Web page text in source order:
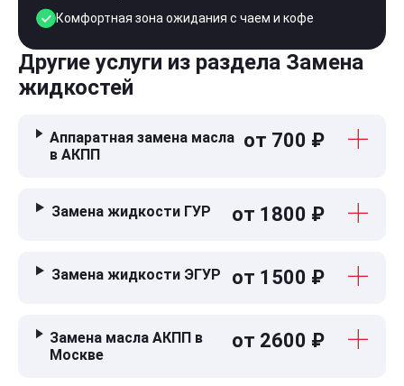
Комфортная зона ожидания с чаем и кофе
Другие услуги из раздела Замена
жидкостей
Аппаратная замена масла
в АКПП
от 700 ₽
Замена жидкости ГУР от 1800 ₽
Замена жидкости ЭГУР от 1500 ₽
Замена масла АКПП в
Москве
от 2600 ₽